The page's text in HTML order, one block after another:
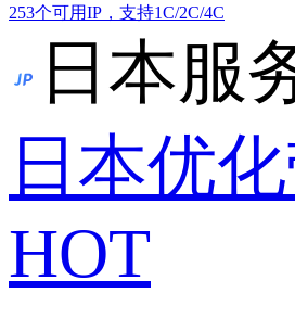
253个可用IP，支持1C/2C/4C
日本服
日本优
HOT